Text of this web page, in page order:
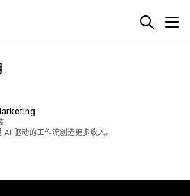
驱动的工作流创造更多收入。